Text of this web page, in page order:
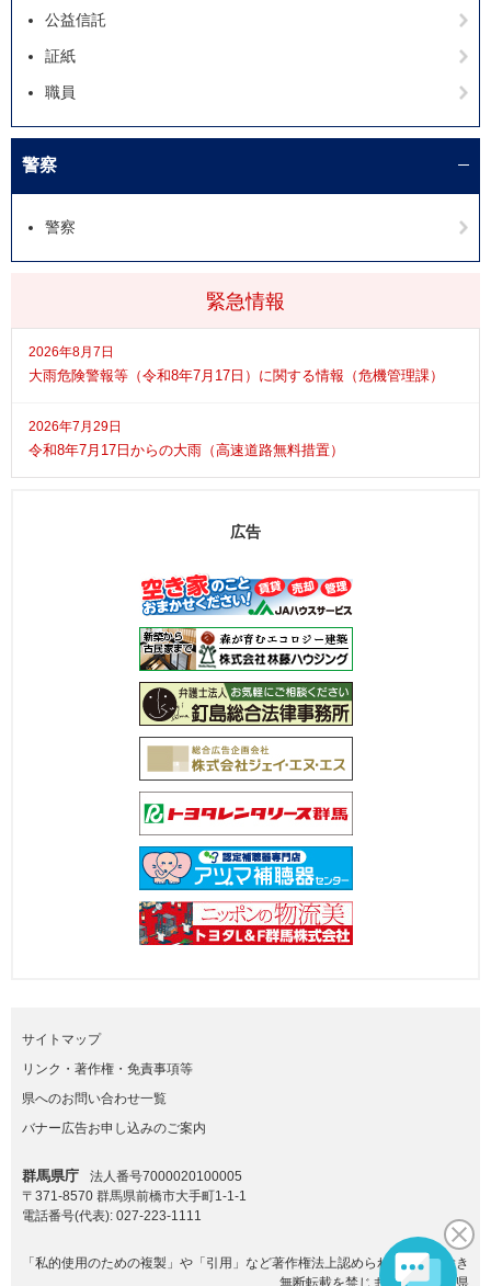
緊急情報
2026年8月7日
大雨危険警報等（令和8年7月17日）に関する情報（危機管理課）
2026年7月29日
令和8年7月17日からの大雨（高速道路無料措置）
公益信託
証紙
職員
警察
警察
広告
サイトマップ
リンク・著作権・免責事項等
県へのお問い合わせ一覧
バナー広告お申し込みのご案内
群馬県庁
法人番号7000020100005
〒371-8570 群馬県前橋市大手町1-1-1
電話番号(代表): 027-223-1111
「私的使用のための複製」や「引用」など著作権法上認められた場合を除き
無断転載を禁じます。(C)群馬県